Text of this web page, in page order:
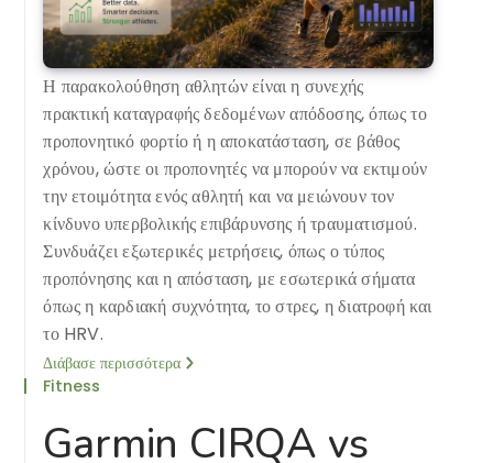
Η παρακολούθηση αθλητών είναι η συνεχής
πρακτική καταγραφής δεδομένων απόδοσης, όπως το
προπονητικό φορτίο ή η αποκατάσταση, σε βάθος
χρόνου, ώστε οι προπονητές να μπορούν να εκτιμούν
την ετοιμότητα ενός αθλητή και να μειώνουν τον
κίνδυνο υπερβολικής επιβάρυνσης ή τραυματισμού.
Συνδυάζει εξωτερικές μετρήσεις, όπως ο τύπος
προπόνησης και η απόσταση, με εσωτερικά σήματα
όπως η καρδιακή συχνότητα, το στρες, η διατροφή και
το HRV.
Διάβασε περισσότερα
Fitness
Garmin CIRQA vs